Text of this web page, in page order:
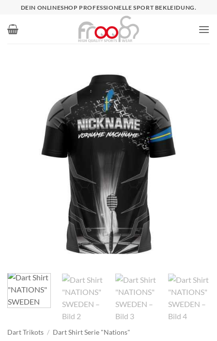
springen
DEIN ONLINESHOP PROFESSIONELLE SPORT BEKLEIDUNG.
Dart Trikots / Dart Shirt Serie "Nations"